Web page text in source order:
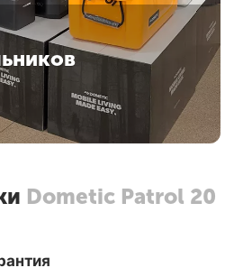
Dometic Patrol 20